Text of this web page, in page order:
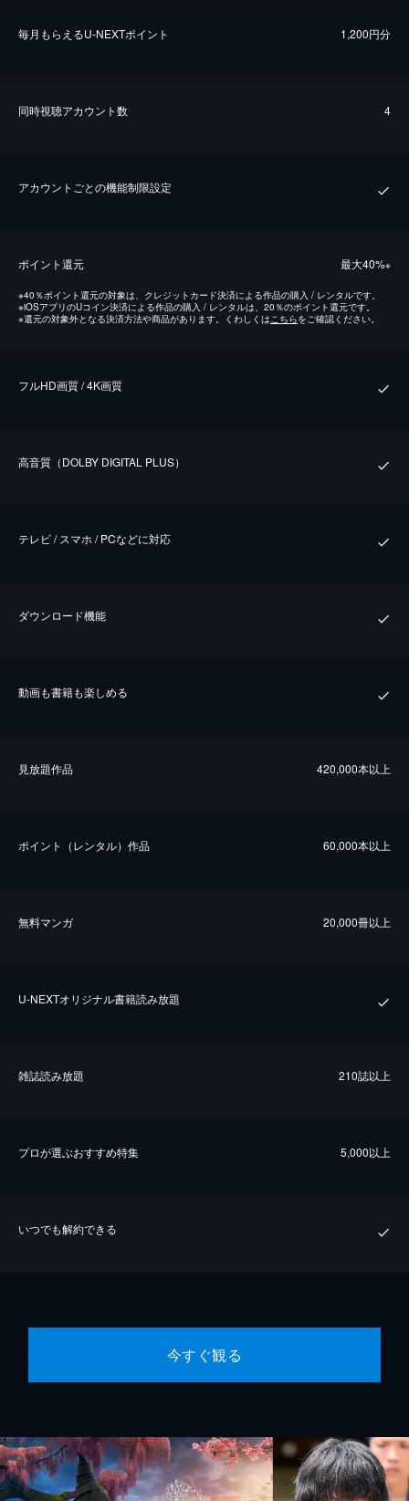
毎⽉もらえるU-NEXTポイント 1,200円分
同時視聴アカウント数 4
アカウントごとの機能制限設定
ポイント還元 最⼤40%※
※40％ポイント還元の対象は、クレジットカード決済による作品の購入 / レンタルです。
※iOSアプリのUコイン決済による作品の購入 / レンタルは、20％のポイント還元です。
※還元の対象外となる決済方法や商品があります。くわしくはこちらをご確認ください。
フルHD画質 / 4K画質
⾼⾳質（DOLBY DIGITAL PLUS）
テレビ / スマホ / PCなどに対応
ダウンロード機能
動画も書籍も楽しめる
⾒放題作品 420,000本以上
ポイント（レンタル）作品 60,000本以上
無料マンガ 20,000冊以上
U-NEXTオリジナル書籍読み放題
雑誌読み放題 210誌以上
プロが選ぶおすすめ特集 5,000以上
いつでも解約できる
今すぐ観る